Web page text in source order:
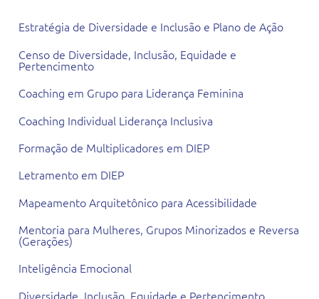
Estratégia de Diversidade e Inclusão e Plano de Ação
Censo de Diversidade, Inclusão, Equidade e
Pertencimento
Coaching em Grupo para Liderança Feminina
Coaching Individual Liderança Inclusiva
Formação de Multiplicadores em DIEP
Letramento em DIEP
Mapeamento Arquitetônico para Acessibilidade
Mentoria para Mulheres, Grupos Minorizados e Reversa
(Gerações)
Inteligência Emocional
Diversidade, Inclusão, Equidade e Pertencimento